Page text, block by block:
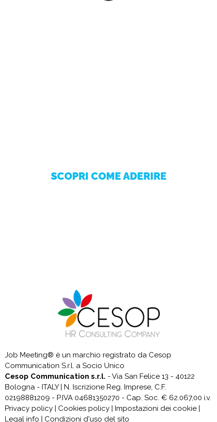
SCOPRI COME ADERIRE
Job Meeting® è un marchio registrato da Cesop
Communication S.r.l. a Socio Unico
Cesop Communication s.r.l. - Via San Felice 13 - 40122
Bologna - ITALY | N. Iscrizione Reg. Imprese, C.F.
02198881209 - P.IVA 04681350270 - Cap. Soc. € 62.067,00 i.v.
Privacy policy | Cookies policy | Impostazioni dei cookie |
Legal info | Condizioni d'uso del sito